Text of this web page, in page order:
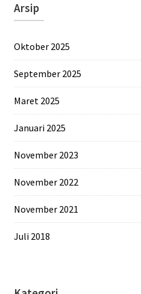
Arsip
Oktober 2025
September 2025
Maret 2025
Januari 2025
November 2023
November 2022
November 2021
Juli 2018